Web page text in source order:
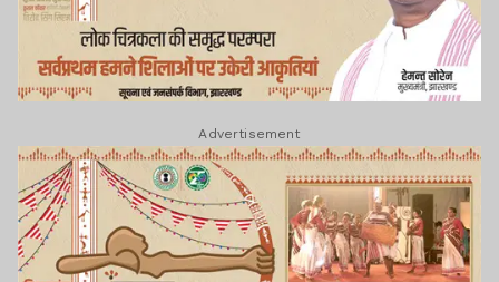
Advertisement